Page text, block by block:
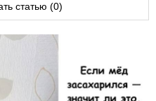
статью (0)